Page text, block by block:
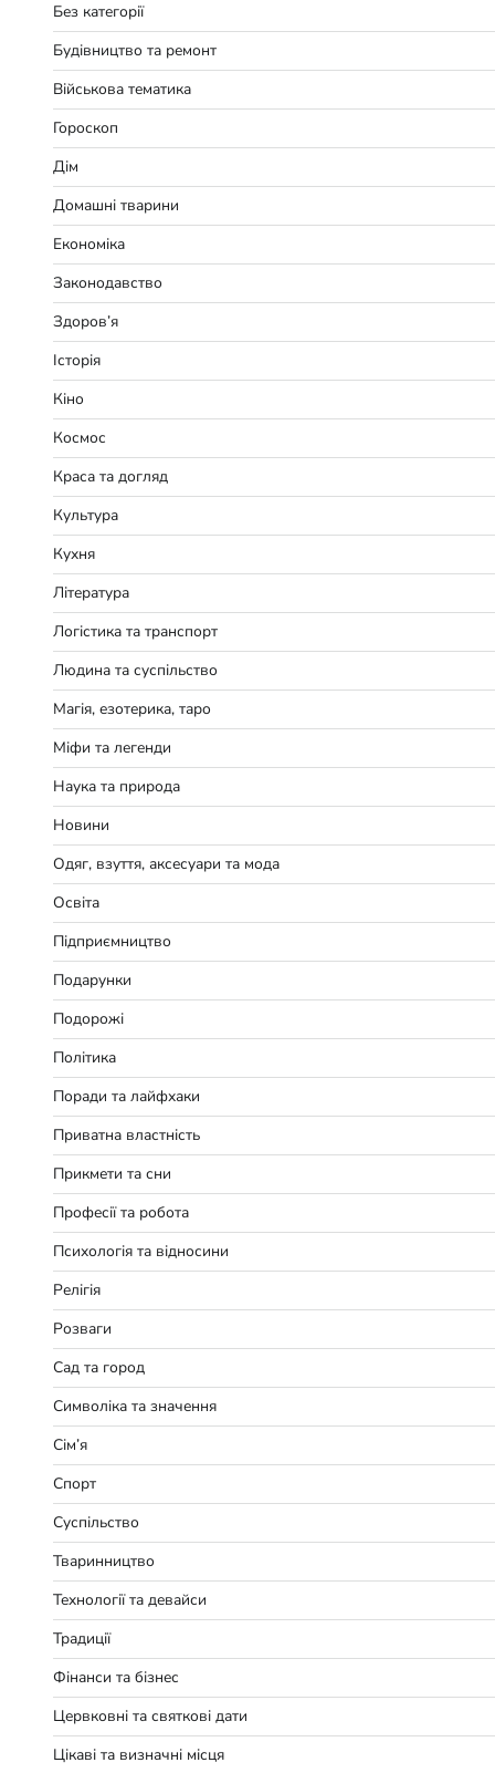
Без категорії
Будівництво та ремонт
Військова тематика
Гороскоп
Дім
Домашні тварини
Економіка
Законодавство
Здоров’я
Історія
Кіно
Космос
Краса та догляд
Культура
Кухня
Література
Логістика та транспорт
Людина та суспільство
Магія, езотерика, таро
Міфи та легенди
Наука та природа
Новини
Одяг, взуття, аксесуари та мода
Освіта
Підприємництво
Подарунки
Подорожі
Політика
Поради та лайфхаки
Приватна властність
Прикмети та сни
Професії та робота
Психологія та відносини
Релігія
Розваги
Сад та город
Символіка та значення
Сім’я
Спорт
Суспільство
Тваринництво
Технології та девайси
Традиції
Фінанси та бізнес
Цервковні та святкові дати
Цікаві та визначні місця